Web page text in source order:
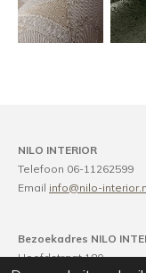
NILO INTERIOR
Telefoon 06-11262599
Email info@nilo-
Bezoekadres NILO
Hoofdstraat 180